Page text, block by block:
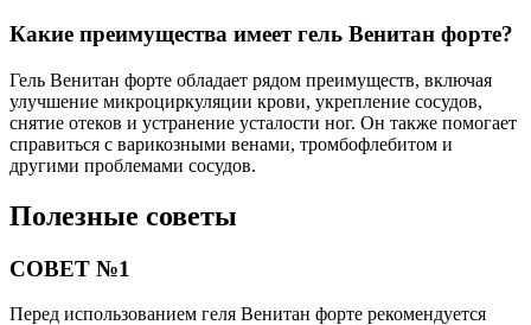
Какие преимущества имеет гель Венитан форте?
Гель Венитан форте обладает рядом преимуществ, включая
улучшение микроциркуляции крови, укрепление сосудов,
снятие отеков и устранение усталости ног. Он также помогает
справиться с варикозными венами, тромбофлебитом и
другими проблемами сосудов.
Полезные советы
СОВЕТ №1
Перед использованием геля Венитан форте рекомендуется